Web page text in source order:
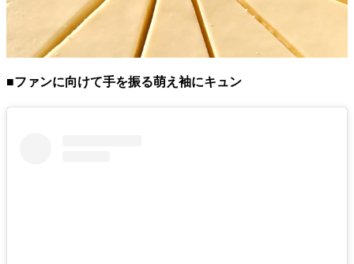
■ファンに向けて手を振る萌え袖にキュン